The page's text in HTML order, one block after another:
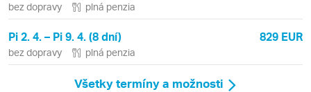
bez dopravy plná penzia
Pi 2. 4. – Pi 9. 4. (8 dní) 829 EUR
bez dopravy plná penzia
Všetky termíny a možnosti